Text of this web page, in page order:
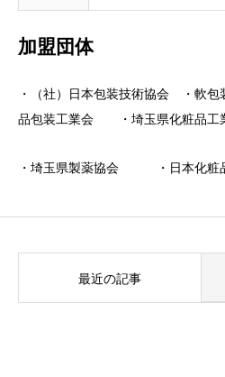
加盟団体
・（社）日本包装技術協会 ・軟
品包装工業会 ・埼玉県化粧品工
・埼玉県製薬協会 ・日本化粧
最近の記事